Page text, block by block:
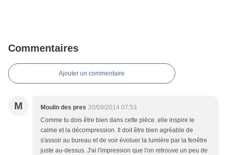
Commentaires
Ajouter un commentaire
M Moulin des pres 20/09/2014 07:53
Comme tu dois être bien dans cette pièce. elle inspire le
calme et la décompression. Il doit être bien agréable de
s'assoir au bureau et de voir évoluer la lumière par la fenêtre
juste au-dessus. J'ai l'impression que l'on retrouve un peu de